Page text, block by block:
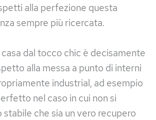
alla perfezione questa
sempre più ricercata.
dal tocco chic è decisamente
alla messa a punto di interni
industrial, ad esempio
nel caso in cui non si
stabile che sia un vero recupero